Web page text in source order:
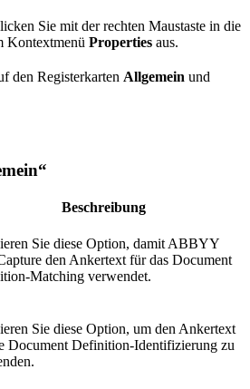
Sie mit der rechten Maustaste in die
Kontextmenü Properties aus.
den Registerkarten Allgemein und
Beschreibung
Sie diese Option, damit ABBYY
den Ankertext für das Document
Matching verwendet.
Sie diese Option, um den Ankertext
Document Definition-Identifizierung zu